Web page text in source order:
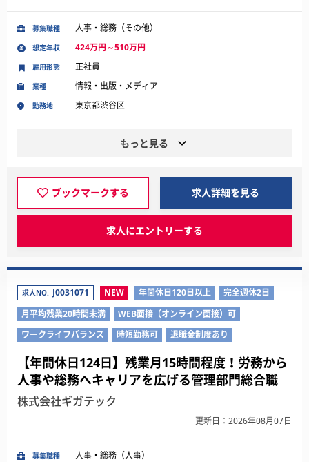
募集職種 人事・総務（その他）
想定年収 424万円～510万円
業種 情報・出版・メディア
勤務地 東京都渋谷区
雇用形態 正社員
もっと見る
ブックマークする 求人詳細を見る
求人にエントリーする
求人NO. J0031071 NEW 年間休日120日以上
完全週休2日
月平均残業20時間未満
WEB面接（オンライン面接）可
ワークライフバランス
時短勤務可 退職金制度あり
【年間休日124日】残業月15時間程度！労務から
人事や総務へキャリアを広げる管理部門総合職
株式会社ギガテック
更新日：2026年08月07日
募集職種 人事・総務（人事）